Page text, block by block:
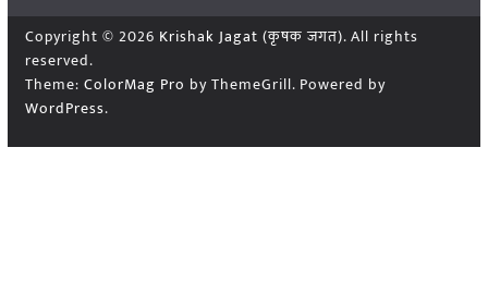
Copyright © 2026 Krishak Jagat (कृषक जगत). All rights
reserved.
Theme: ColorMag Pro by ThemeGrill. Powered by
WordPress.